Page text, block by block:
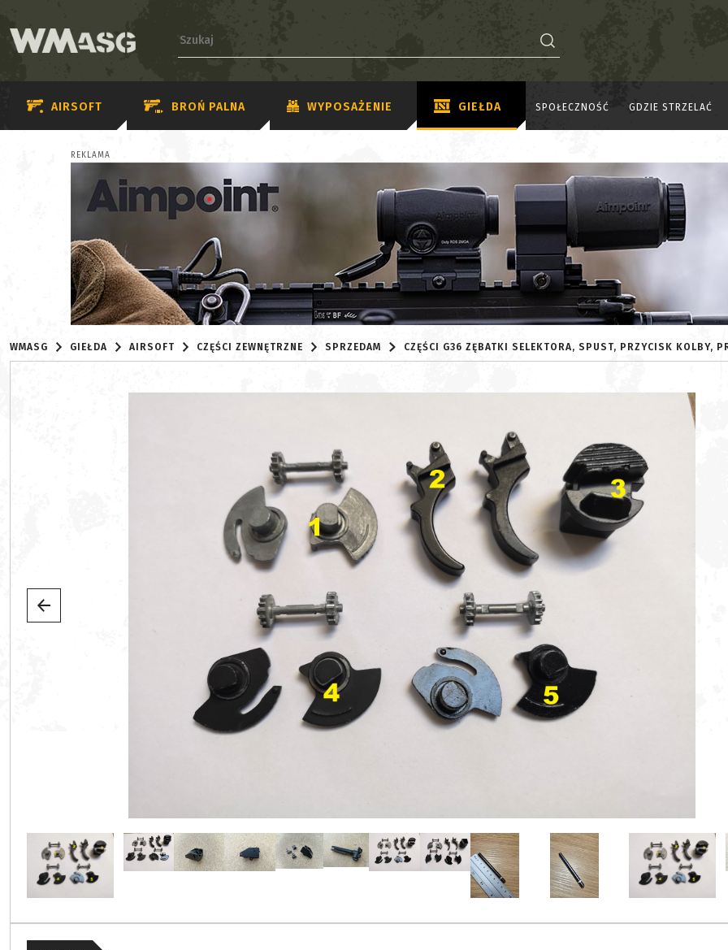
AIRSOFT BROŃ PALNA WYPOSAŻENIE GIEŁDA SPOŁECZNOŚĆ GDZIE STRZELAĆ
REKLAMA
WMASG GIEŁDA AIRSOFT CZĘŚCI ZEWNĘTRZNE SPRZEDAM CZĘŚCI G36 ZĘBATKI SELEKTORA, SPUST, PRZYCISK KOLBY,